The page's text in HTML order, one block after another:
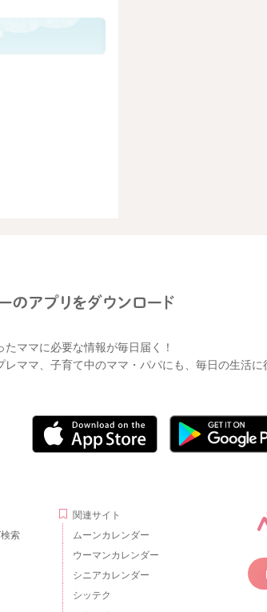
ママに必要な情報が毎日届く！
ママ、子育て中のママ・パパにも、毎日の生活に
索
関連サイト
ムーンカレンダー
ウーマンカレンダー
シニアカレンダー
シッテク